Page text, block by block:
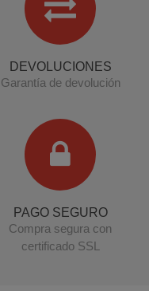
DEVOLUCIONES
Garantía de devolución
PAGO SEGURO
Compra segura con
certificado SSL